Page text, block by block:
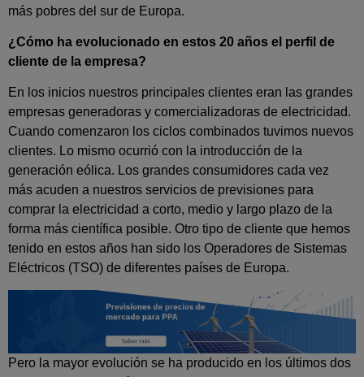
más pobres del sur de Europa.
¿Cómo ha evolucionado en estos 20 años el perfil de
cliente de la empresa?
En los inicios nuestros principales clientes eran las grandes
empresas generadoras y comercializadoras de electricidad.
Cuando comenzaron los ciclos combinados tuvimos nuevos
clientes. Lo mismo ocurrió con la introducción de la
generación eólica. Los grandes consumidores cada vez
más acuden a nuestros servicios de previsiones para
comprar la electricidad a corto, medio y largo plazo de la
forma más científica posible. Otro tipo de cliente que hemos
tenido en estos años han sido los Operadores de Sistemas
Eléctricos (TSO) de diferentes países de Europa.
Pero la mayor evolución se ha producido en los últimos dos